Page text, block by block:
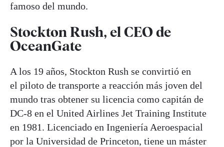
famoso del mundo.
Stockton Rush, el CEO de
OceanGate
A los 19 años, Stockton Rush se convirtió en
el piloto de transporte a reacción más joven del
mundo tras obtener su licencia como capitán de
DC-8 en el United Airlines Jet Training Institute
en 1981. Licenciado en Ingeniería Aeroespacial
por la Universidad de Princeton, tiene un máster